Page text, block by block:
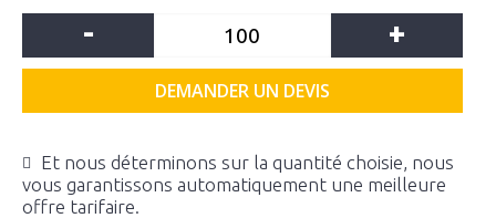
- +
DEMANDER UN DEVIS
Et nous déterminons sur la quantité choisie, nous
vous garantissons automatiquement une meilleure
offre tarifaire.